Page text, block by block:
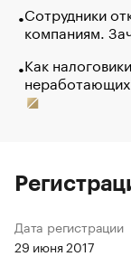
Сотрудники
компаниям.
Как
неработающих
Дата регистрации
29 июня 2017